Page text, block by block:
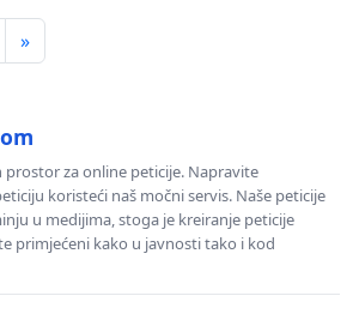
»
za online peticije. Napravite
koristeći naš močni servis. Naše peticije
u medijima, stoga je kreiranje peticije
primjećeni kako u javnosti tako i kod